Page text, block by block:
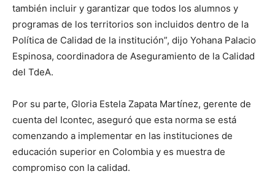
también incluir y garantizar que todos los alumnos y
programas de los territorios son incluidos dentro de la
Política de Calidad de la institución”, dijo Yohana Palacio
Espinosa, coordinadora de Aseguramiento de la Calidad
del TdeA.
Por su parte, Gloria Estela Zapata Martínez, gerente de
cuenta del Icontec, aseguró que esta norma se está
comenzando a implementar en las instituciones de
educación superior en Colombia y es muestra de
compromiso con la calidad.